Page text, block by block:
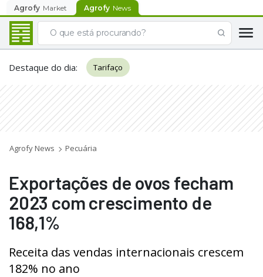
Agrofy Market Agrofy News
Destaque do dia: Tarifaço
Agrofy News Pecuária
Exportações de ovos fecham
2023 com crescimento de
168,1%
Receita das vendas internacionais crescem
182% no ano